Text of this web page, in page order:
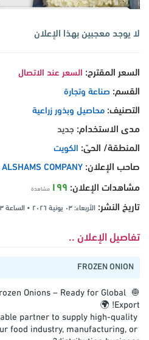
لا يوجد معجبين بهذا الإعلان
السعر المقترح: السعر عند الاتصال
القسم: صناعة وتجارة
التصنيف: محاصيل وبذور زراعية
مدى الاستخدام: جديد
المنطقة/ الحىّ: الكويت
صاحب الإعلان: ALSHAMS COMPANY
مشاهدات الإعلان: ١٩٩ مشاهدة
تاريخ النشر: الأربعاء: ٠٣ يونية ٢٠٢٦ • الساعة ٠٢:٣٠:٢٣ مساءاً
تفاصيل الإعلان ..
FROZEN ONION
Onions – Ready for Global
partner to supply high-quality
food industry, manufacturing, or